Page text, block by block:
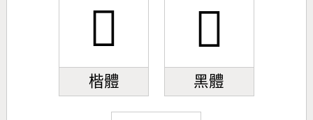
󻐉
楷體
󻐉
黑體